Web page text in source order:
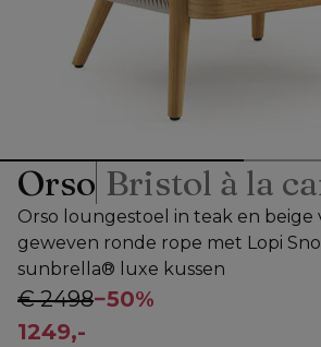
Orso Bristol à la
Orso loungestoel in teak en beige
geweven ronde rope met Lopi
sunbrella® luxe kussen
€ 2498−50%
1249,-